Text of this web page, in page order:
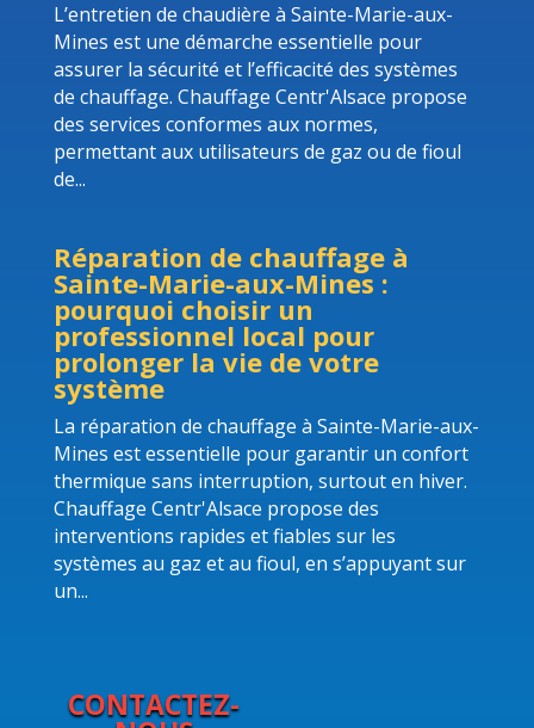
L’entretien de chaudière à Sainte-Marie-aux-
Mines est une démarche essentielle pour
assurer la sécurité et l’efficacité des systèmes
de chauffage. Chauffage Centr'Alsace propose
des services conformes aux normes,
permettant aux utilisateurs de gaz ou de fioul
de...
Réparation de chauffage à
Sainte-Marie-aux-Mines :
pourquoi choisir un
professionnel local pour
prolonger la vie de votre
système
La réparation de chauffage à Sainte-Marie-aux-
Mines est essentielle pour garantir un confort
thermique sans interruption, surtout en hiver.
Chauffage Centr'Alsace propose des
interventions rapides et fiables sur les
systèmes au gaz et au fioul, en s’appuyant sur
un...
CONTACTEZ-